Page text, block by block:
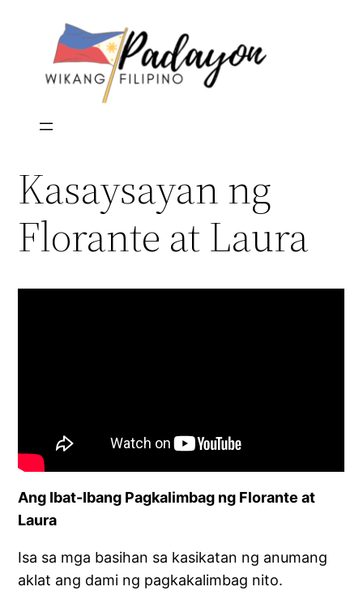
Kasaysayan ng
Florante at Laura
Ang Ibat-Ibang Pagkalimbag ng Florante at
Laura
Isa sa mga basihan sa kasikatan ng anumang
aklat ang dami ng pagkakalimbag nito.